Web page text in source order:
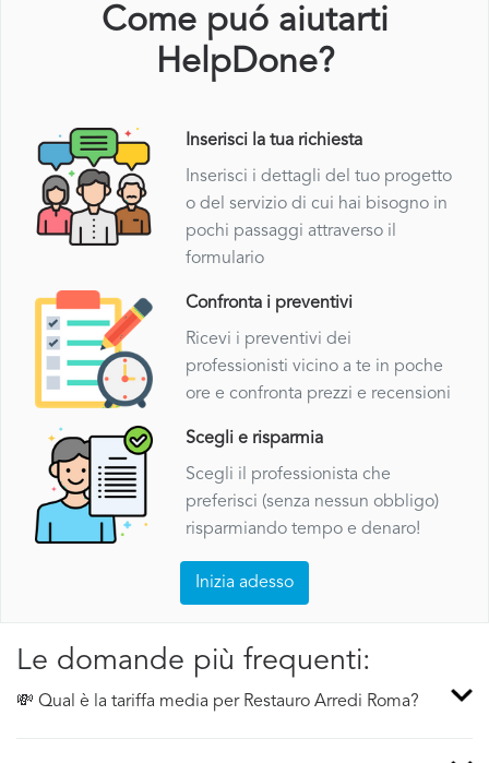
Come puó aiutarti
HelpDone?
Inserisci la tua richiesta
Inserisci i dettagli del tuo progetto
o del servizio di cui hai bisogno in
pochi passaggi attraverso il
formulario
Confronta i preventivi
Ricevi i preventivi dei
professionisti vicino a te in poche
ore e confronta prezzi e recensioni
Scegli e risparmia
Scegli il professionista che
preferisci (senza nessun obbligo)
risparmiando tempo e denaro!
Inizia adesso
Le domande più frequenti:
💸 Qual è la tariffa media per Restauro Arredi Roma?